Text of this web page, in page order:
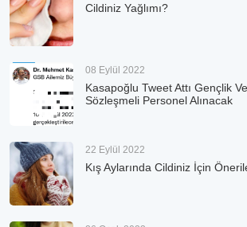
Cildiniz Yağlımı?
08 Eylül 2022
Kasapoğlu Tweet Attı Gençlik
Sözleşmeli Personel Alınacak
22 Eylül 2022
Kış Aylarında Cildiniz İçin